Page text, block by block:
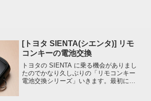
[トヨタ SIENTA(シエンタ)] リモ
コンキーの電池交換
トヨタの SIENTA に乗る機会がありまし
たのでかなり久しぶりの「リモコンキー
電池交換シリーズ」いきます。最初に書